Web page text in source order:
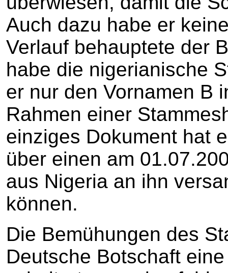
Auch dazu habe er
Verlauf behauptete der
habe die nigerianische
er nur den Vornamen B
Rahmen einer
einziges Dokument hat
über einen am
aus Nigeria an ihn
können.
Die Bemühungen des
Deutsche Botschaft